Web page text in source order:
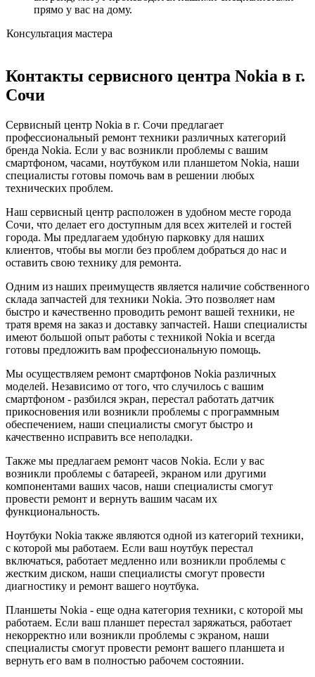
прямо у вас на дому.
Консультация мастера
Контакты сервисного центра Nokia в г.
Сочи
Сервисный центр Nokia в г. Сочи предлагает
профессиональный ремонт техники различных категорий
бренда Nokia. Если у вас возникли проблемы с вашим
смартфоном, часами, ноутбуком или планшетом Nokia, наши
специалисты готовы помочь вам в решении любых
технических проблем.
Наш сервисный центр расположен в удобном месте города
Сочи, что делает его доступным для всех жителей и гостей
города. Мы предлагаем удобную парковку для наших
клиентов, чтобы вы могли без проблем добраться до нас и
оставить свою технику для ремонта.
Одним из наших преимуществ является наличие собственного
склада запчастей для техники Nokia. Это позволяет нам
быстро и качественно проводить ремонт вашей техники, не
тратя время на заказ и доставку запчастей. Наши специалисты
имеют большой опыт работы с техникой Nokia и всегда
готовы предложить вам профессиональную помощь.
Мы осуществляем ремонт смартфонов Nokia различных
моделей. Независимо от того, что случилось с вашим
смартфоном - разбился экран, перестал работать датчик
прикосновения или возникли проблемы с программным
обеспечением, наши специалисты смогут быстро и
качественно исправить все неполадки.
Также мы предлагаем ремонт часов Nokia. Если у вас
возникли проблемы с батареей, экраном или другими
компонентами ваших часов, наши специалисты смогут
провести ремонт и вернуть вашим часам их
функциональность.
Ноутбуки Nokia также являются одной из категорий техники,
с которой мы работаем. Если ваш ноутбук перестал
включаться, работает медленно или возникли проблемы с
жестким диском, наши специалисты смогут провести
диагностику и ремонт вашего ноутбука.
Планшеты Nokia - еще одна категория техники, с которой мы
работаем. Если ваш планшет перестал заряжаться, работает
некорректно или возникли проблемы с экраном, наши
специалисты смогут провести ремонт вашего планшета и
вернуть его вам в полностью рабочем состоянии.